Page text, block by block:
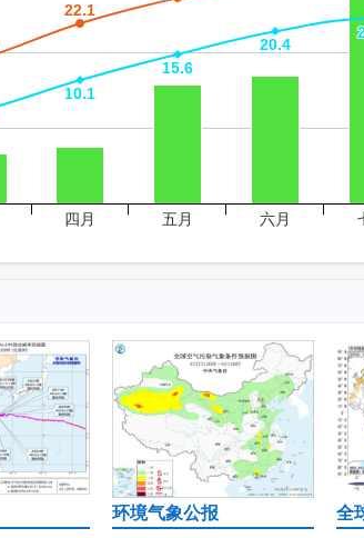
22.1
22.1
10.1
10.1
15.6
15.6
20.4
20.4
四月 五月 六月
环境气象公报 全